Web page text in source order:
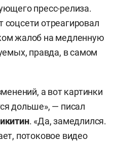
пресс-релиза.
отреагировал
жалоб на медленную
правда, в самом
а вот картинки
дольше», — писал
. «Да, замедлился.
потоковое видео